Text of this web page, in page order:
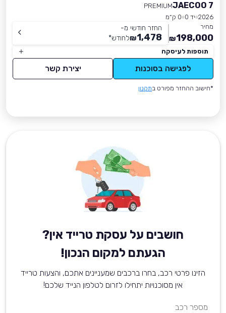
JAECOO 7
PREMIUM
2026 יד 0
0 ק״מ
מחיר
198,000
₪
החזר חודשי מ-
1,478
₪לחודש*
תוספות לעיסקה
לפגישה בסוכנות יצירת קשר
*חישוב ההחזר מפורט בתקנון
חושבים על עסקת טרייד אין?
הגעתם למקום הנכון!
הזינו פרטי רכב, בחרו ברכבים שמעניינים אתכם, והצעות טרייד
אין מסוכנויות יתחילו לזרום לטלפון הנייד שלכם!
מספר רכב